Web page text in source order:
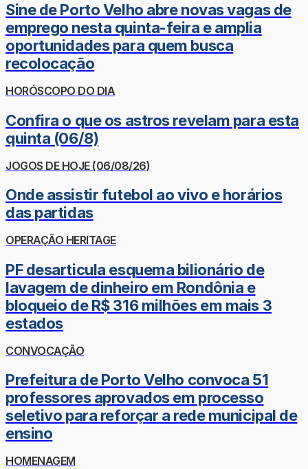
Sine de Porto Velho abre novas vagas de
emprego nesta quinta-feira e amplia
oportunidades para quem busca
recolocação
HORÓSCOPO DO DIA
Confira o que os astros revelam para esta
quinta (06/8)
JOGOS DE HOJE (06/08/26)
Onde assistir futebol ao vivo e horários
das partidas
OPERAÇÃO HERITAGE
PF desarticula esquema bilionário de
lavagem de dinheiro em Rondônia e
bloqueio de R$ 316 milhões em mais 3
estados
CONVOCAÇÃO
Prefeitura de Porto Velho convoca 51
professores aprovados em processo
seletivo para reforçar a rede municipal de
ensino
HOMENAGEM